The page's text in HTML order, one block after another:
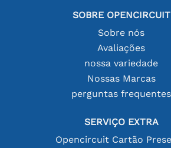
SOBRE OPENCIRCUIT
Sobre nós
Avaliações
nossa variedade
Nossas Marcas
perguntas frequentes
SERVIÇO EXTRA
Opencircuit Cartão